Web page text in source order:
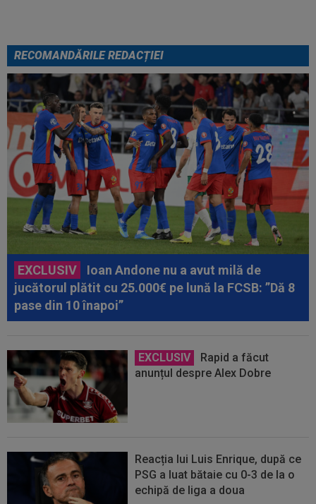
RECOMANDĂRILE REDACȚIEI
EXCLUSIV
Ioan Andone nu a avut milă de
jucătorul plătit cu 25.000€ pe lună la FCSB: ”Dă 8
pase din 10 înapoi”
EXCLUSIV
Rapid a făcut
anunțul despre Alex Dobre
Reacția lui Luis Enrique, după ce
PSG a luat bătaie cu 0-3 de la o
echipă de liga a doua